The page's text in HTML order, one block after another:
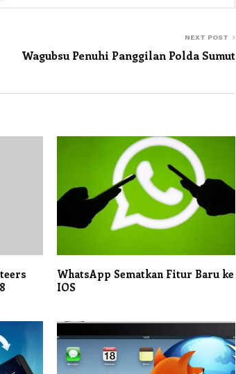
NEXT POST
Wagubsu Penuhi Panggilan Polda Sumut
WhatsApp Sematkan Fitur Baru ke
IOS